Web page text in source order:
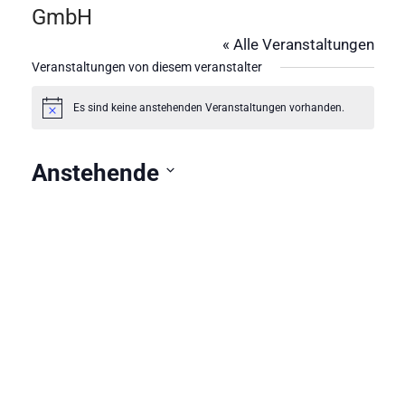
GmbH
« Alle Veranstaltungen
Veranstaltungen von diesem veranstalter
HinweisEs sind keine anstehenden Veranstaltungen vorhanden.
Anstehende